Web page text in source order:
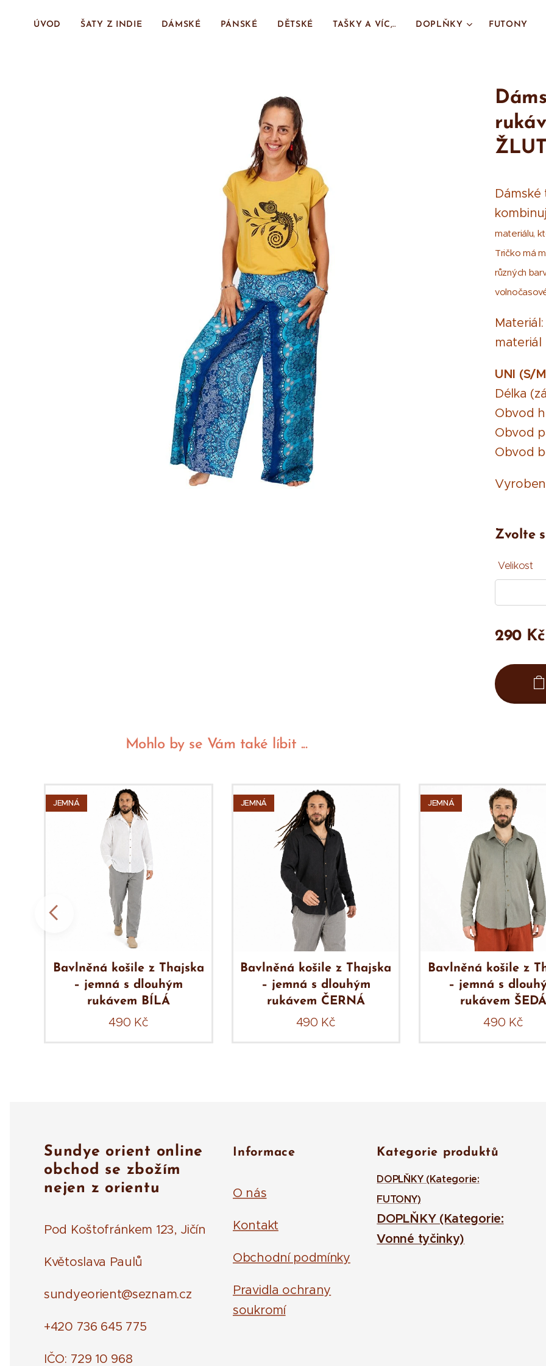
ÚVOD ŠATY Z INDIE DÁMSKÉ PÁNSKÉ DĚTSKÉ TAŠKY A VÍC,.. DOPLŇKY FUTONY
materiálu,
Tričko má
různých
materiál
UNI (S/
Délka
Obvod
Obvod
Obvod
Zvolte
Velikost
290 Kč
Mohlo by se Vám také líbit ...
Bavlněná košile z Thajska
– jemná s dlouhým
rukávem BÍLÁ
JEMNÁ
490 Kč
Bavlněná košile z Thajska
– jemná s dlouhým
rukávem ČERNÁ
JEMNÁ
490 Kč
Bavlněná košile z
– jemná s
rukávem ŠEDÁ
JEMNÁ
490 Kč
Sundye orient online
obchod se zbožím
nejen z orientu
Pod Koštofránkem 123, Jičín
Květoslava Paulů
sundyeorient@seznam.cz
+420 736 645 775
IČO: 729 10 968
Informace
O nás
Kontakt
Obchodní podmínky
Pravidla ochrany
soukromí
Kategorie produktů
DOPLŇKY (Kategorie:
FUTONY)
DOPLŇKY (Kategorie:
Vonné tyčinky)